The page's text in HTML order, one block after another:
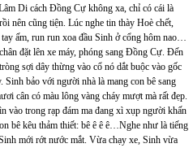
Di cách Đồng Cự không xa, chỉ có cái là
nên cũng tiện. Lúc nghe tin thày Hoè chết,
ấm, run run xoa đầu Sinh ở cổng hôm nao…
đặt lên xe máy, phóng sang Đồng Cự. Đến
sợi dây thừng vào cổ nó dắt buộc vào gốc
bảo với người nhà là mang con bê sang
cân có màu lông vàng cháy mượt mà rất đẹp.
vào trong rạp đám ma đang xì xụp người khấn
bê kêu thảm thiết: bê ê ê ê…Nghe như là tiếng
mới rớt nước mắt. Vừa chạy xe, Sinh vừa